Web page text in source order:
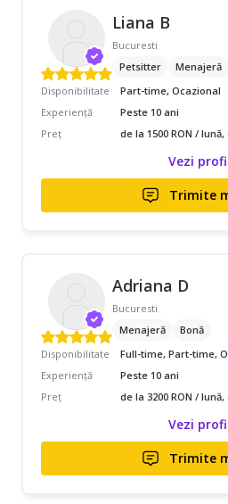
Liana B
Bucuresti
Petsitter
Menajeră
Disponibilitate
Part-time, Ocazional
Experiență
Peste 10 ani
Preț
de la 1500 RON /
Vezi
Trimite
Adriana D
Bucuresti
Menajeră
Bonă
Disponibilitate
Full-time, Part-time,
Experiență
Peste 10 ani
Preț
de la 3200 RON /
Vezi
Trimite